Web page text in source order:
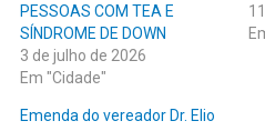
PESSOAS COM TEA E
SÍNDROME DE DOWN
3 de julho de 2026
Em "Cidade"
Emenda do vereador Dr. Elio